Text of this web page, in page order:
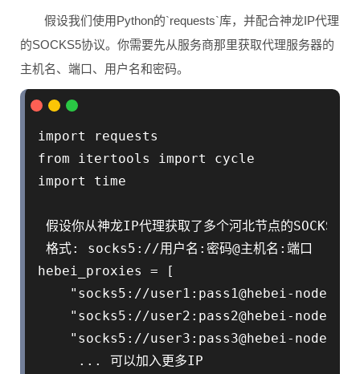
假设我们使用Python的`requests`库，并配合神龙IP代理
的SOCKS5协议。你需要先从服务商那里获取代理服务器的
主机名、端口、用户名和密码。
import requests
from itertools import cycle
import time
假设你从神龙IP代理获取了多个河北节点的SOCKS5代
格式: socks5://用户名:密码@主机名:端口
hebei_proxies = [
"socks5://user1:pass1@hebei-
"socks5://user2:pass2@hebei-
"socks5://user3:pass3@hebei-
     ... 可以加入更多IP